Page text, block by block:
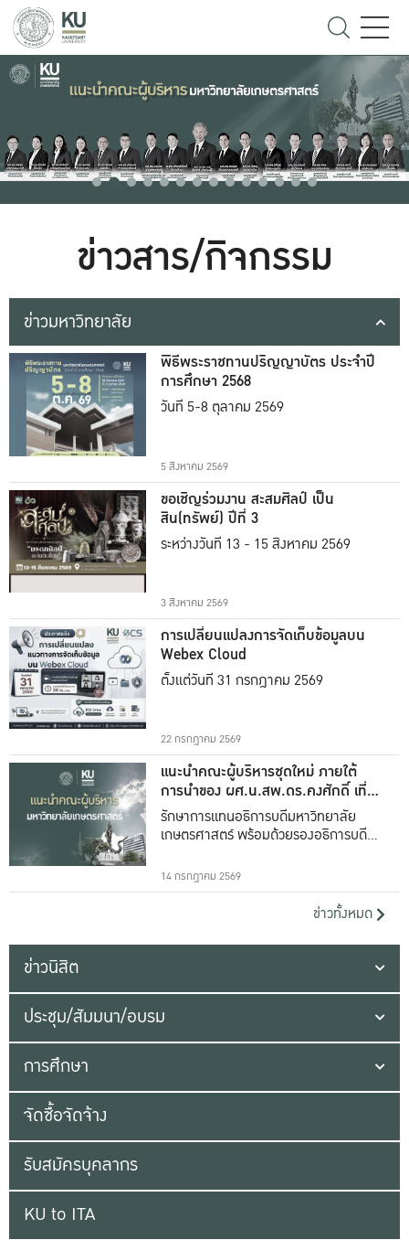
ข่าวสาร/กิจกรรม
ข่าวมหาวิทยาลัย
พิธีพระราชทานปริญญาบัตร ประจำปี
การศึกษา 2568
วันที่ 5-8 ตุลาคม 2569
5 สิงหาคม 2569
ขอเชิญร่วมงาน สะสมศิลป์ เป็น
สิน(ทรัพย์) ปีที่ 3
ระหว่างวันที่ 13 - 15 สิงหาคม 2569
3 สิงหาคม 2569
การเปลี่ยนแปลงการจัดเก็บข้อมูลบน
Webex Cloud
ตั้งแต่วันที่ 31 กรกฎาคม 2569
22 กรกฎาคม 2569
แนะนำคณะผู้บริหารชุดใหม่ ภายใต้
การนำของ ผศ.น.สพ.ดร.คงศักดิ์ เที่ยง
ธรรม
รักษาการแทนอธิการบดีมหาวิทยาลัย
เกษตรศาสตร์ พร้อมด้วยรองอธิการบดีทั้ง
14 กรกฎาคม 2569
ข่าวทั้งหมด
ข่าวนิสิต
ประชุม/สัมมนา/อบรม
การศึกษา
จัดซื้อจัดจ้าง
รับสมัครบุคลากร
KU to ITA